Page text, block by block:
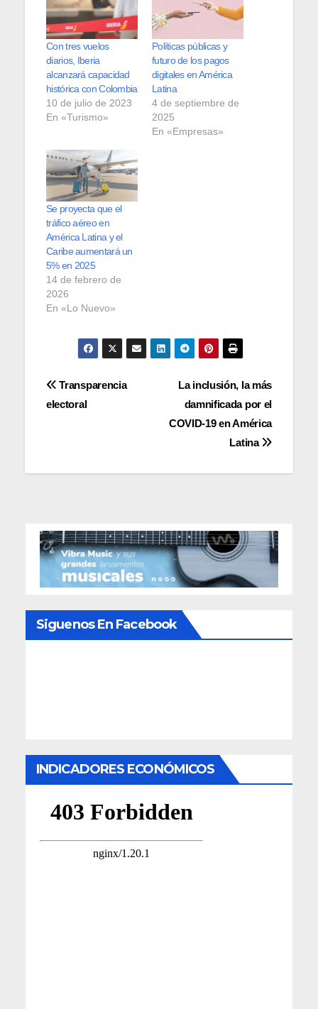
Con tres vuelos
diarios, Iberia
alcanzará capacidad
histórica con Colombia
10 de julio de 2023
En «Turismo»
Políticas públicas y
futuro de los pagos
digitales en América
Latina
4 de septiembre de
2025
En «Empresas»
Se proyecta que el
tráfico aéreo en
América Latina y el
Caribe aumentará un
5% en 2025
14 de febrero de
2026
En «Lo Nuevo»
Navegación
La inclusión, la más
damnificada por el
COVID-19 en América
Latina
Transparencia
electoral
Siguenos En Facebook
INDICADORES ECONÓMICOS